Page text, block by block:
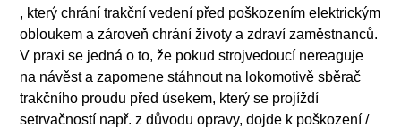
, který chrání trakční vedení před poškozením elektrickým
obloukem a zároveň chrání životy a zdraví zaměstnanců.
V praxi se jedná o to, že pokud strojvedoucí nereaguje
na návěst a zapomene stáhnout na lokomotivě sběrač
trakčního proudu před úsekem, který se projíždí
setrvačností např. z důvodu opravy, dojde k poškození /